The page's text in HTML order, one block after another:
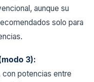
aunque su
solo para
3):
con potencias entre